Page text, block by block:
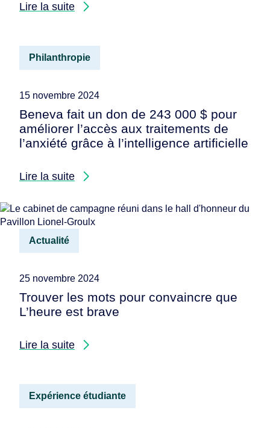
Lire la suite
Philanthropie
15 novembre 2024
Beneva fait un don de 243 000 $ pour
améliorer l’accès aux traitements de
l’anxiété grâce à l’intelligence artificielle
Lire la suite
Actualité
25 novembre 2024
Trouver les mots pour convaincre que
L’heure est brave
Lire la suite
Expérience étudiante